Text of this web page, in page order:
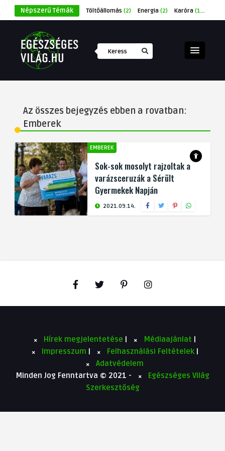
Népszerű Témák Töltőállomás (2) Energia (2) Karóra (1)
Az összes bejegyzés ebben a rovatban:
Emberek
EMBEREK
Sok-sok mosolyt rajzoltak a
varázsceruzák a Sérült
Gyermekek Napján
2021.09.14.
Hírek megjelentetése | Médiaajánlat |
Impresszum | Felhasználási Feltételek |
Adatvédelem
Minden Jog Fenntartva © 2021 -
Egészséges Világ
Szerkesztőség